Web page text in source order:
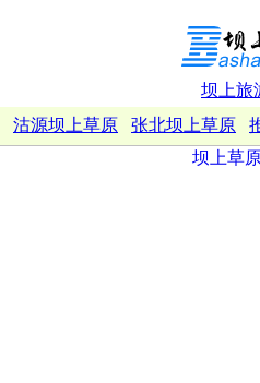
坝上旅
沽源坝上草原 张北坝上草原